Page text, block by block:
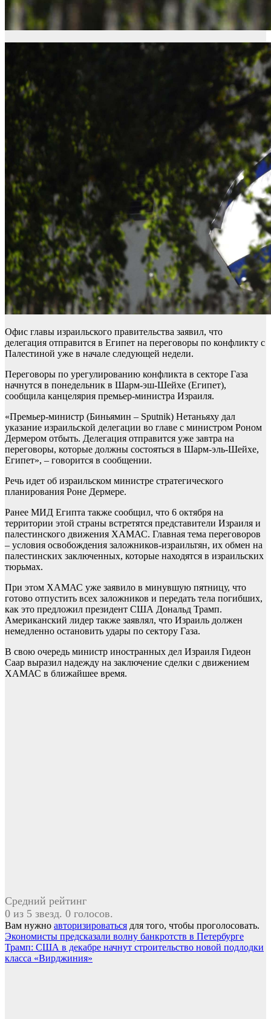
Офис главы израильского правительства заявил, что
делегация отправится в Египет на переговоры по конфликту с
Палестиной уже в начале следующей недели.
Переговоры по урегулированию конфликта в секторе Газа
начнутся в понедельник в Шарм-эш-Шейхе (Египет),
сообщила канцелярия премьер-министра Израиля.
«Премьер-министр (Биньямин – Sputnik) Нетаньяху дал
указание израильской делегации во главе с министром Роном
Дермером отбыть. Делегация отправится уже завтра на
переговоры, которые должны состояться в Шарм-эль-Шейхе,
Египет», – говорится в сообщении.
Речь идет об израильском министре стратегического
планирования Роне Дермере.
Ранее МИД Египта также сообщил, что 6 октября на
территории этой страны встретятся представители Израиля и
палестинского движения ХАМАС. Главная тема переговоров
– условия освобождения заложников-израильтян, их обмен на
палестинских заключенных, которые находятся в израильских
тюрьмах.
При этом ХАМАС уже заявило в минувшую пятницу, что
готово отпустить всех заложников и передать тела погибших,
как это предложил президент США Дональд Трамп.
Американский лидер также заявлял, что Израиль должен
немедленно остановить удары по сектору Газа.
В свою очередь министр иностранных дел Израиля Гидеон
Саар выразил надежду на заключение сделки с движением
ХАМАС в ближайшее время.
Средний рейтинг
0 из 5 звезд. 0 голосов.
Вам нужно авторизироваться для того, чтобы проголосовать.
Навигация
по
Экономисты предсказали волну банкротств в Петербурге
Трамп: США в декабре начнут строительство новой подлодки
класса «Вирджиния»